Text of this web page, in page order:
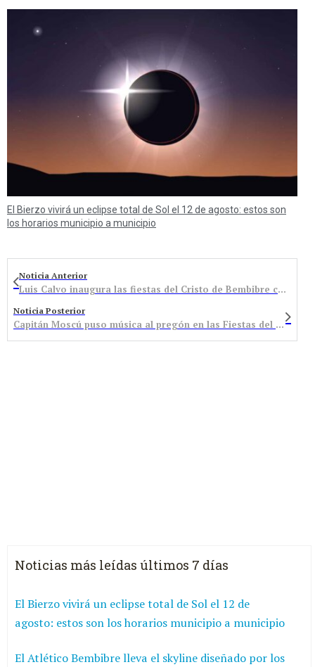
El Bierzo vivirá un eclipse total de Sol el 12 de agosto: estos son
los horarios municipio a municipio
Noticia Anterior
Luis Calvo inaugura las fiestas del Cristo de Bembibre con un pregón de recuerdos, música… y el amor de su vida
Noticia Posterior
Capitán Moscú puso música al pregón en las Fiestas del Cristo
Noticias más leídas últimos 7 días
El Bierzo vivirá un eclipse total de Sol el 12 de
agosto: estos son los horarios municipio a municipio
El Atlético Bembibre lleva el skyline diseñado por los